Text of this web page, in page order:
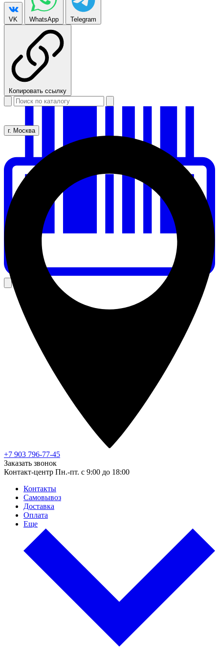
VK WhatsApp Telegram
Копировать ссылку
+7 903 796-77-45
Заказать звонок
Контакт-центр Пн.-пт. с 9:00 до 18:00
Контакты
Самовывоз
Доставка
Оплата
Еще